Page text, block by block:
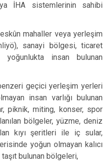
İHA sistemlerinin sahibi
mahaller veya yerleşim
sanayi bölgesi, ticaret
insan bulunan
geçici yerleşim yerleri
insan varlığı bulunan
piknik, miting, konser, spor
bölgeler, yüzme, deniz
kıyı şeritleri ile iç sular,
yoğun olmayan kalıcı
bulunan bölgeleri,